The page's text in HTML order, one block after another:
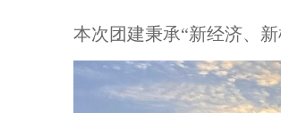
本次团建秉承“新经济、